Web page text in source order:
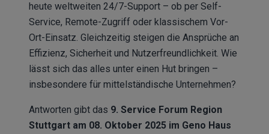
heute weltweiten 24/7-Support – ob per Self-
Service, Remote-Zugriff oder klassischem Vor-
Ort-Einsatz. Gleichzeitig steigen die Ansprüche an
Effizienz, Sicherheit und Nutzerfreundlichkeit. Wie
lässt sich das alles unter einen Hut bringen –
insbesondere für mittelständische Unternehmen?
Antworten gibt das 9. Service Forum Region
Stuttgart am 08. Oktober 2025 im Geno Haus